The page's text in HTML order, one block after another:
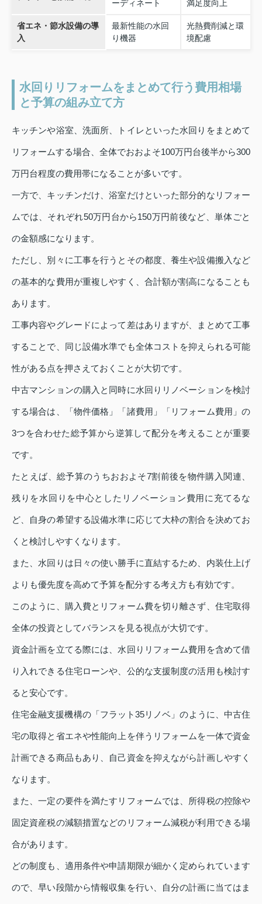
ーディネート 満足度向上
省エネ・節水設備の導
入
最新性能の水回
り機器
光熱費削減と環
境配慮
水回りリフォームをまとめて行う費用相場
と予算の組み立て方
キッチンや浴室、洗面所、トイレといった水回りをまとめて
リフォームする場合、全体でおおよそ100万円台後半から300
万円台程度の費用帯になることが多いです。
一方で、キッチンだけ、浴室だけといった部分的なリフォー
ムでは、それぞれ50万円台から150万円前後など、単体ごと
の金額感になります。
ただし、別々に工事を行うとその都度、養生や設備搬入など
の基本的な費用が重複しやすく、合計額が割高になることも
あります。
工事内容やグレードによって差はありますが、まとめて工事
することで、同じ設備水準でも全体コストを抑えられる可能
性がある点を押さえておくことが大切です。
中古マンションの購入と同時に水回りリノベーションを検討
する場合は、「物件価格」「諸費用」「リフォーム費用」の
3つを合わせた総予算から逆算して配分を考えることが重要
です。
たとえば、総予算のうちおおよそ7割前後を物件購入関連、
残りを水回りを中心としたリノベーション費用に充てるな
ど、自身の希望する設備水準に応じて大枠の割合を決めてお
くと検討しやすくなります。
また、水回りは日々の使い勝手に直結するため、内装仕上げ
よりも優先度を高めて予算を配分する考え方も有効です。
このように、購入費とリフォーム費を切り離さず、住宅取得
全体の投資としてバランスを見る視点が大切です。
資金計画を立てる際には、水回りリフォーム費用を含めて借
り入れできる住宅ローンや、公的な支援制度の活用も検討す
ると安心です。
住宅金融支援機構の「フラット35リノベ」のように、中古住
宅の取得と省エネや性能向上を伴うリフォームを一体で資金
計画できる商品もあり、自己資金を抑えながら計画しやすく
なります。
また、一定の要件を満たすリフォームでは、所得税の控除や
固定資産税の減額措置などのリフォーム減税が利用できる場
合があります。
どの制度も、適用条件や申請期限が細かく定められています
ので、早い段階から情報収集を行い、自分の計画に当てはま